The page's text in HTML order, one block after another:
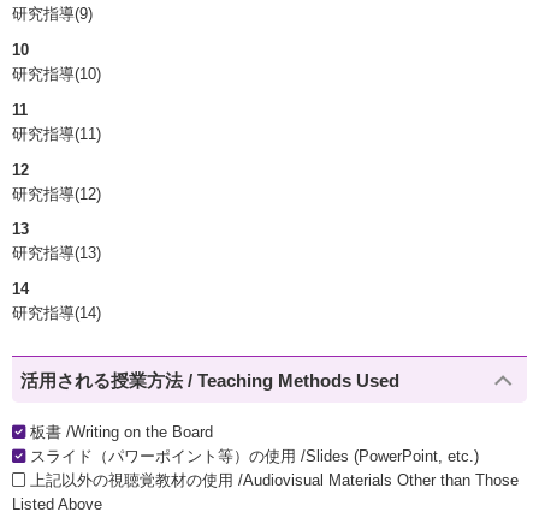
研究指導(9)
10
研究指導(10)
11
研究指導(11)
12
研究指導(12)
13
研究指導(13)
14
研究指導(14)
活用される授業方法 / Teaching Methods Used
板書 /Writing on the Board
スライド（パワーポイント等）の使用 /Slides (PowerPoint, etc.)
上記以外の視聴覚教材の使用 /Audiovisual Materials Other than Those
Listed Above